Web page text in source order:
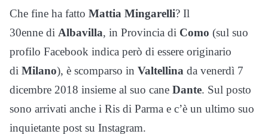
Che fine ha fatto Mattia Mingarelli? Il
30enne di Albavilla, in Provincia di Como (sul suo
profilo Facebook indica però di essere originario
di Milano), è scomparso in Valtellina da venerdì 7
dicembre 2018 insieme al suo cane Dante. Sul posto
sono arrivati anche i Ris di Parma e c’è un ultimo suo
inquietante post su Instagram.